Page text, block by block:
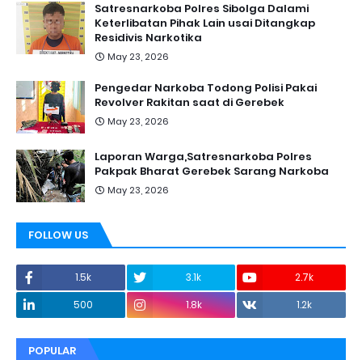
Satresnarkoba Polres Sibolga Dalami
Keterlibatan Pihak Lain usai Ditangkap
Residivis Narkotika
May 23, 2026
Pengedar Narkoba Todong Polisi Pakai
Revolver Rakitan saat di Gerebek
May 23, 2026
Laporan Warga,Satresnarkoba Polres
Pakpak Bharat Gerebek Sarang Narkoba
May 23, 2026
FOLLOW US
1.5k 3.1k
2.7k
500
1.8k 1.2k
POPULAR